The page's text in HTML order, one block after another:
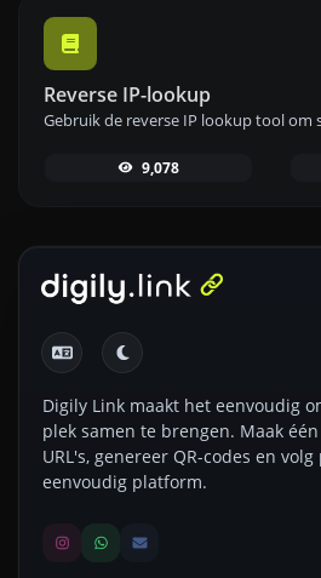
Reverse IP-lookup
9,078
Digily Link maakt het eenvoudig
plek samen te brengen. Maak
URL's, genereer QR-codes en
eenvoudig platform.